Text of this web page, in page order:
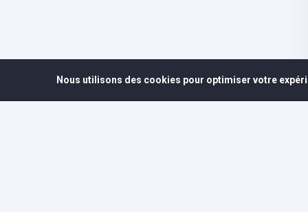
Nous utilisons des cookies pour optimiser votre